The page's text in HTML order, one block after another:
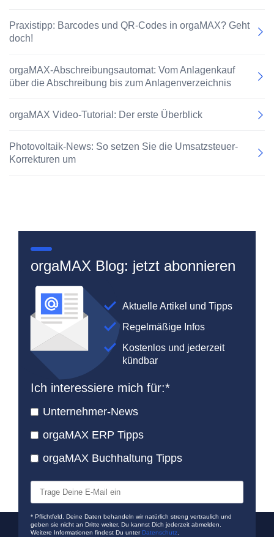
Praxistipp: Barcodes und QR-Codes in orgaMAX? Geht
doch!
orgaMAX-Abschreibungsautomat: Vom Anlagenkauf
über die Abschreibung bis zum Anlagenverzeichnis
orgaMAX Video-Tutorial: Der erste Überblick
Photovoltaik-News: So setzen Sie die Umsatzsteuer-
Korrekturen um
orgaMAX Blog: jetzt abonnieren
Aktuelle Artikel und Tipps
Regelmäßige Infos
Kostenlos und jederzeit
kündbar
Ich interessiere mich für:*
Unternehmer-News
orgaMAX ERP Tipps
orgaMAX Buchhaltung Tipps
* Pflichtfeld. Deine Daten behandeln wir natürlich streng vertraulich und
geben sie nicht an Dritte weiter. Du kannst Dich jederzeit abmelden.
Weitere Informationen findest Du unterDatenschutz.